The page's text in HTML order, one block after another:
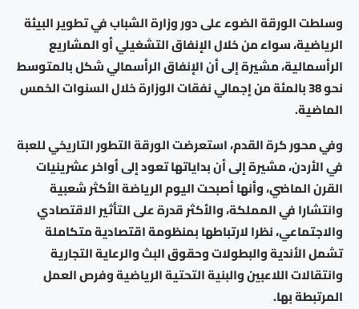
وسلطت الورقة الضوء على دور وزارة الشباب في تطوير البيئة
الرياضية، سواء من خلال الإنفاق التشغيلي أو المشاريع
الرأسمالية، مشيرة إلى أن الإنفاق الرأسمالي شكل بالمتوسط
نحو 38 بالمئة من إجمالي نفقات الوزارة خلال السنوات الخمس
الماضية.
وفي محور كرة القدم، استعرضت الورقة التطور التاريخي للعبة
في الأردن، مشيرة إلى أن بداياتها تعود إلى أواخر عشرينيات
القرن الماضي، وأنها أصبحت اليوم الرياضة الأكثر شعبية
وانتشارا في المملكة، والأكثر قدرة على التأثير الاقتصادي
والاجتماعي، نظرا لارتباطها بمنظومة اقتصادية متكاملة
تشمل الأندية والبطولات وحقوق البث والرعاية التجارية
وانتقالات اللاعبين والبنية التحتية الرياضية وفرص العمل
المرتبطة بها.